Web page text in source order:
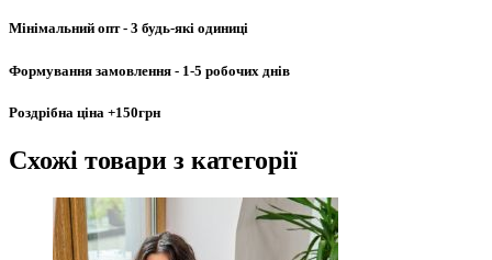
Мінімальний опт- 3 будь-які одиниці
Формування замовлення - 1-5 робочих днів
Роздрібна ціна +150грн
Схожі товари з категорії